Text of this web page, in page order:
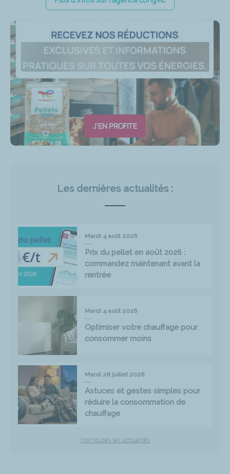
J'EN PROFITE
Les dernières actualités :
Mardi 4 août 2026
Prix du pellet en août 2026 :
commandez maintenant avant la
rentrée
Mardi 4 août 2026
Optimiser votre chauffage pour
consommer moins
Mardi 28 juillet 2026
Astuces et gestes simples pour
réduire la consommation de
chauffage
Voir toutes les actualités